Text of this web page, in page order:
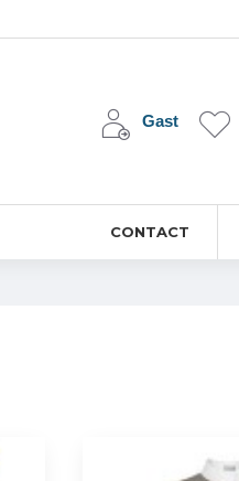
Gast
CONTACT